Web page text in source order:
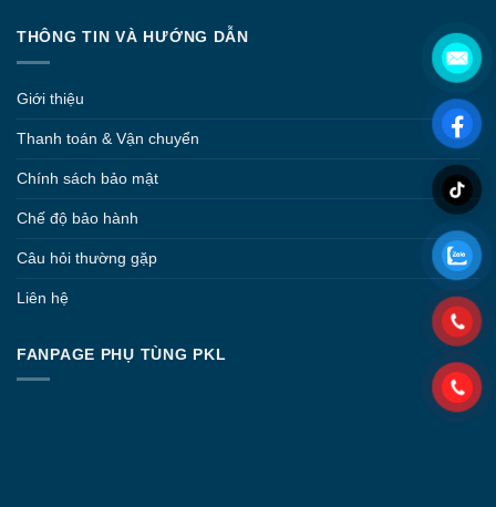
THÔNG TIN VÀ HƯỚNG DẪN
Giới thiệu
Thanh toán & Vận chuyển
Chính sách bảo mật
Chế độ bảo hành
Câu hỏi thường gặp
Liên hệ
FANPAGE PHỤ TÙNG PKL